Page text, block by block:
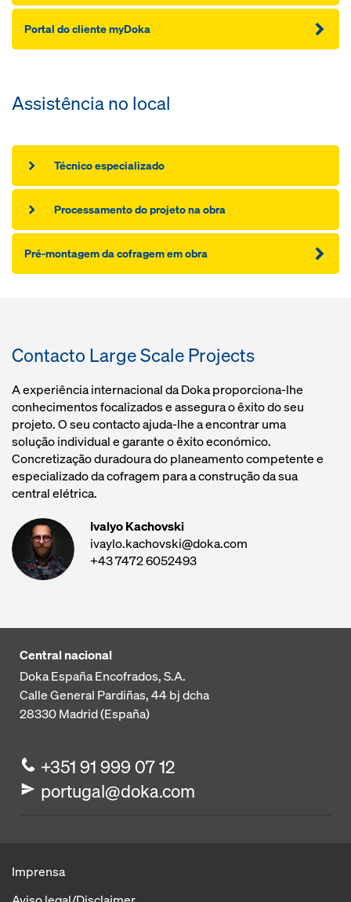
Portal do cliente myDoka
Assistência no local
Técnico especializado
Processamento do projeto na obra
Pré-montagem da cofragem em obra
Contacto Large Scale Projects
A experiência internacional da Doka proporciona-lhe
conhecimentos focalizados e assegura o êxito do seu
projeto. O seu contacto ajuda-lhe a encontrar uma
solução individual e garante o êxito económico.
Concretização duradoura do planeamento competente e
especializado da cofragem para a construção da sua
central elétrica.
Ivalyo Kachovski
ivaylo.kachovski@doka.com
+43 7472 6052493
Central nacional
Doka España Encofrados, S.A.
Calle General Pardiñas, 44 bj dcha
28330Madrid (España)
+351 91 999 07 12
portugal@doka.com
Imprensa